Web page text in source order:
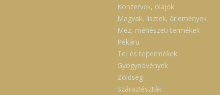
Konzervek, olajok
Magvak, lisztek, őrlemények
Méz, méhészeti termékek
Pékáru
Tej és tejtermékek
Gyógynövények
Zöldség
Száraztészták